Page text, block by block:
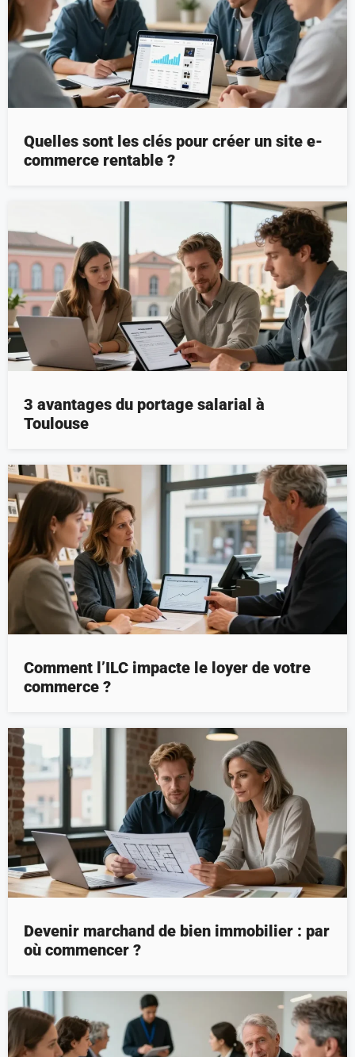
Quelles sont les clés pour créer un site e-
commerce rentable ?
3 avantages du portage salarial à
Toulouse
Comment l’ILC impacte le loyer de votre
commerce ?
Devenir marchand de bien immobilier : par
où commencer ?